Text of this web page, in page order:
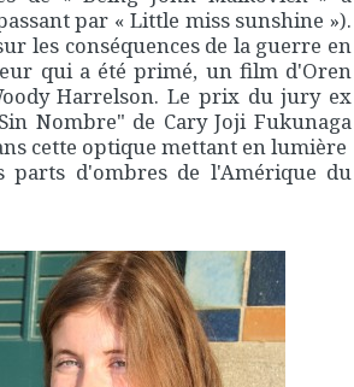
par « Little miss sunshine »).
les conséquences de la guerre en
qui a été primé, un film d'Oren
Harrelson. Le prix du jury ex
Nombre" de Cary Joji Fukunaga
cette optique mettant en lumière
parts d'ombres de l'Amérique du